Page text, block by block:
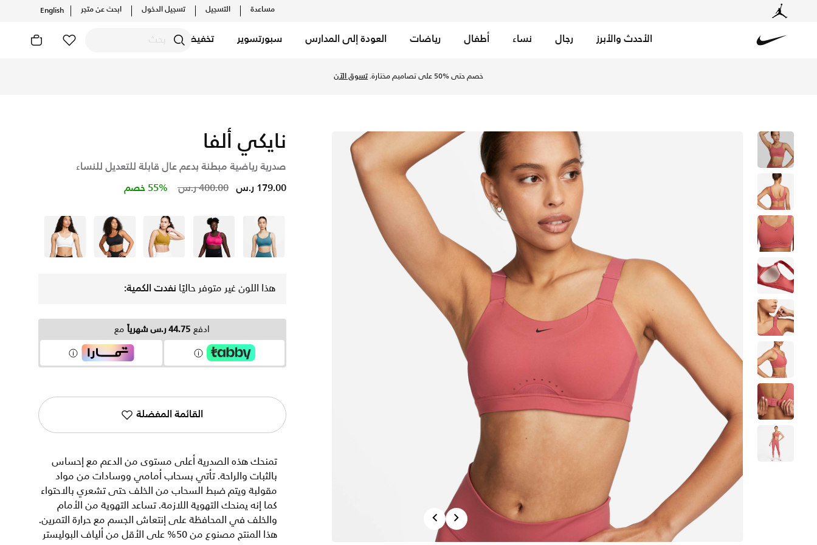
مساعدة التسجيل تسجيل الدخول ابحث عن متجر English
الأحدث والأبرز رجال نساء أطفال رياضات العودة إلى المدارس سبورتسوير تخفيضات
خصم حتى %50 على تصاميم مختارة. تسوق الآن
Next
نايكي ألفا
صدرية رياضية مبطنة بدعم عال قابلة للتعديل للنساء
Price reduced from
400.00 ر.س to 179.00 ر.س 55% خصم
أزرق وردي أخضر أسود أبيض
هذا اللون غير متوفر حاليًا نفدت الكمية:
ادفع 44.75 ر.س شهرياً مع
القائمة المفضلة
تمنحك هذه الصدرية أعلى مستوى من الدعم مع إحساس
بالثبات والراحة. تأتي بسحاب أمامي ووسادات من مواد
مقولبة ويتم ضبط السحاب من الخلف حتى تشعري بالاحتواء
كما إنه يمنحك التهوية اللازمة. تساعد التهوية من الأمام
والخلف في المحافظة على إنتعاش الجسم مع حرارة التمرين.
هذا المنتج مصنوع من 50% على الأقل من ألياف البوليستر